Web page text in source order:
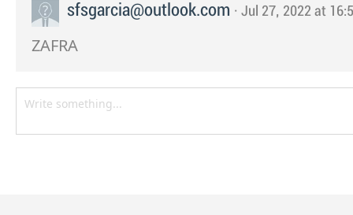
sfsgarcia@outlook.com · Jul 27, 2022 at
ZAFRA